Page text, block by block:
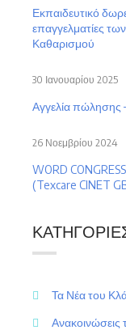
Εκπαιδευτικό
επαγγελματίες
Καθαρισμού
Αγγελία πώλησης
30 Ιανουαρίου 2025
WORD
(Texcare CINET
26 Νοεμβρίου 2024
Τα Νέα του